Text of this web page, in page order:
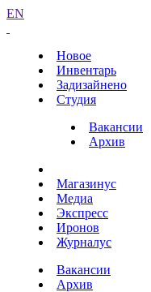
EN
Новое
Инвентарь
Задизайнено
Студия
Вакансии
Архив
Магазинус
Медиа
Экспресс
Иронов
Журналус
Вакансии
Архив